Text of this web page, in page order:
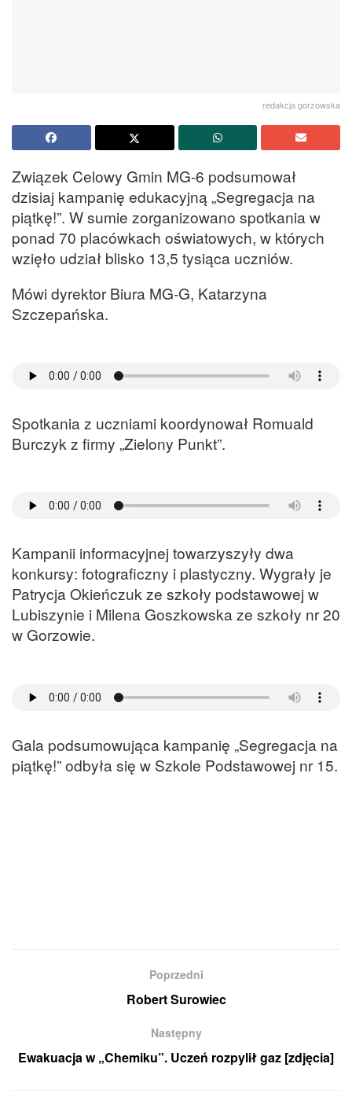
redakcja gorzowska
Związek Celowy Gmin MG-6 podsumował
dzisiaj kampanię edukacyjną „Segregacja na
piątkę!”. W sumie zorganizowano spotkania w
ponad 70 placówkach oświatowych, w których
wzięło udział blisko 13,5 tysiąca uczniów.
Mówi dyrektor Biura MG-G, Katarzyna
Szczepańska.
Spotkania z uczniami koordynował Romuald
Burczyk z firmy „Zielony Punkt”.
Kampanii informacyjnej towarzyszyły dwa
konkursy: fotograficzny i plastyczny. Wygrały je
Patrycja Okieńczuk ze szkoły podstawowej w
Lubiszynie i Milena Goszkowska ze szkoły nr 20
w Gorzowie.
Gala podsumowująca kampanię „Segregacja na
piątkę!” odbyła się w Szkole Podstawowej nr 15.
Poprzedni
Robert Surowiec
Następny
Ewakuacja w „Chemiku”. Uczeń rozpylił gaz [zdjęcia]